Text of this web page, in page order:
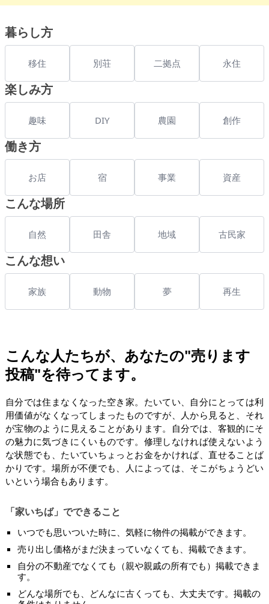
暮らし方
移住 別荘 二拠点 永住
楽しみ方
趣味 DIY 農園 創作
働き方
お店 宿 事業 資産
こんな場所
自然 田舎 地域 古民家
こんな想い
家族 動物 夢 再生
こんな人たちが、あなたの"売ります
投稿"を待ってます。
自分では住まなくなった空き家。たいてい、自分にとっては利
用価値がなくなってしまったものですが、人から見ると、それ
が宝物のように見えることがあります。自分では、客観的にそ
の魅力に気づきにくいものです。修理しなければ使えないよう
な状態でも、たいていちょっとお金をかければ、直せることば
かりです。場所が不便でも、人によっては、そこがちょうどい
いという場合もあります。
「家いちば」でできること
いつでも思いついた時に、気軽に物件の掲載ができます。
売り出し価格がまだ決まっていなくても、掲載できます。
自分の不動産でなくても（親や親戚の所有でも）掲載できま
す。
どんな場所でも、どんなに古くっても、大丈夫です。掲載の